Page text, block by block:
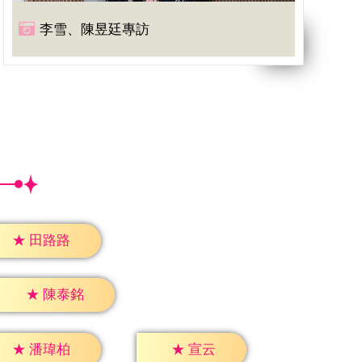
李雪、陳昱廷專訪
★ 田路路
★ 陳泰銘
★ 潘瑋柏 ★ 宣云